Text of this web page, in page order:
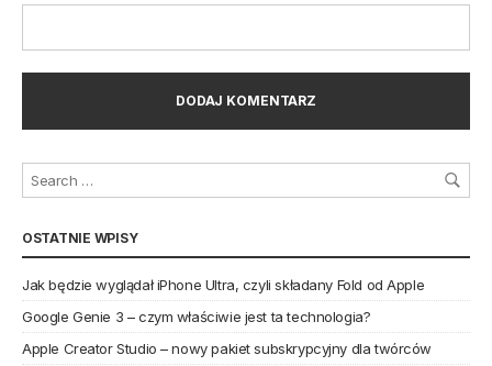
OSTATNIE WPISY
Jak będzie wyglądał iPhone Ultra, czyli składany Fold od Apple
Google Genie 3 – czym właściwie jest ta technologia?
Apple Creator Studio – nowy pakiet subskrypcyjny dla twórców